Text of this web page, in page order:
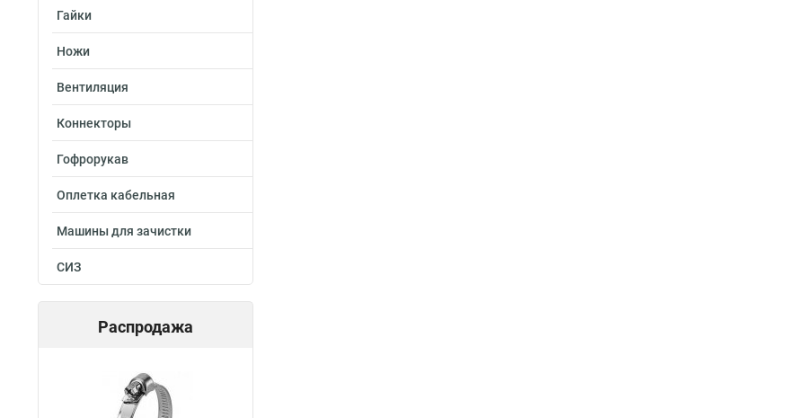
Гайки
Ножи
Вентиляция
Коннекторы
Гофрорукав
Оплетка кабельная
Машины для зачистки
СИЗ
Распродажа